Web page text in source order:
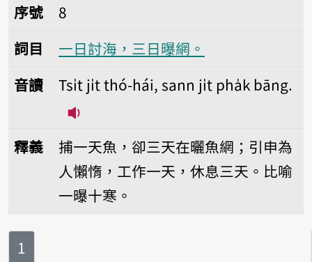
序號8一日討海，三日曝網。
序號
8
詞目
一日討海，三日曝網。
音讀
Tsi̍t ji̍t thó-hái, sann ji̍t pha̍k bāng.
釋義
捕一天魚，卻三天在曬魚網；引申為
人懶惰，工作一天，休息三天。比喻
一曝十寒。
第
1